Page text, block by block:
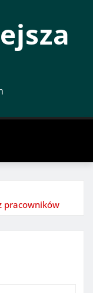
pracowników